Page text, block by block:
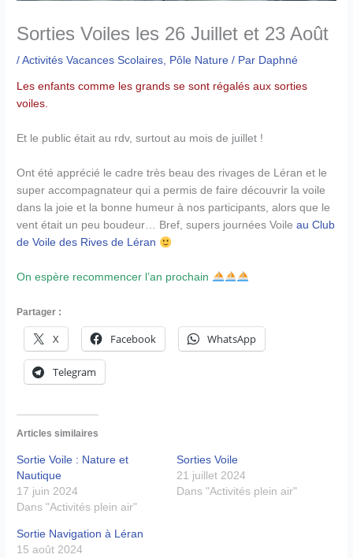
Sorties Voiles les 26 Juillet et 23 Août
/Activités Vacances Scolaires Pôle Nature / Par Daphné
Les enfants comme les grands se sont régalés aux sorties
voiles.
Et le public était au rdv, surtout au mois de juillet !
Ont été apprécié le cadre très beau des rivages de Léran et le
super accompagnateur qui a permis de faire découvrir la voile
dans la joie et la bonne humeur à nos participants, alors que le
vent était un peu boudeur… Bref, supers journées Voileau Club
de Voile des Rives de Léran
On espère recommencer l’an prochain
Partager :
X Facebook WhatsApp
Telegram
Articles similaires
Sortie Voile : Nature et
Nautique
17 juin 2024
Dans "Activités plein air"
Sorties Voile
21 juillet 2024
Dans "Activités plein air"
Sortie Navigation à Léran
15 août 2024